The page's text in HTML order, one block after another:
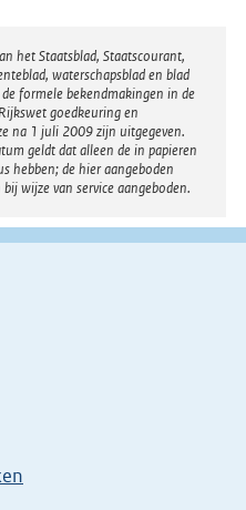
het Staatsblad, Staatscourant,
waterschapsblad en blad
formele bekendmakingen in de
goedkeuring en
na 1 juli 2009 zijn uitgegeven.
geldt dat alleen de in papieren
hebben; de hier aangeboden
wijze van service aangeboden.